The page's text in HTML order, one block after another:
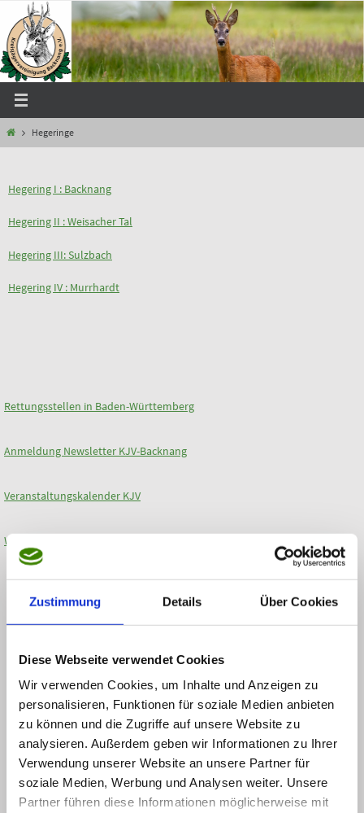
Zustimmung Details Über Cookies
Diese Webseite verwendet Cookies
Wir verwenden Cookies, um Inhalte und Anzeigen zu
personalisieren, Funktionen für soziale Medien anbieten
zu können und die Zugriffe auf unsere Website zu
analysieren. Außerdem geben wir Informationen zu Ihrer
Verwendung unserer Website an unsere Partner für
soziale Medien, Werbung und Analysen weiter. Unsere
Partner führen diese Informationen möglicherweise mit
Inhalt
springen
StartHegeringe
Hegering I : Backnang
Hegering II : Weisacher Tal
Hegering III: Sulzbach
Hegering IV : Murrhardt
Rettungsstellen in Baden-Württemberg
Anmeldung Newsletter KJV-Backnang
Veranstaltungskalender KJV
Whatsapp Kanal KJV-Backnang
mit freundlicher Unterstützung von
Löwenbrauerei Hall Fr. Erhard GmbH & Co. KG